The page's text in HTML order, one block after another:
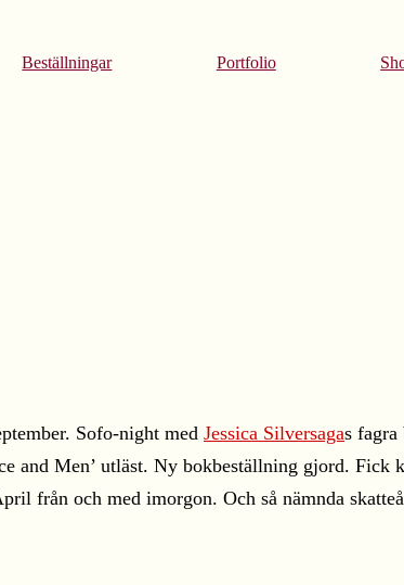
Beställningar Portfolio
Sofo-night med Jessica Silversagas fagra
and Men’ utläst. Ny bokbeställning gjord. Fick
från och med imorgon. Och så nämnda